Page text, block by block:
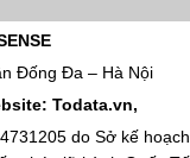
Đống Đa – Hà Nội
Todata.vn,
do Sở kế hoạch